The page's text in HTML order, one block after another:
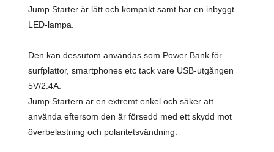
Jump Starter är lätt och kompakt samt har en inbyggt
LED-lampa.
Den kan dessutom användas som Power Bank för
surfplattor, smartphones etc tack vare USB-utgången
5V/2.4A.
Jump Startern är en extremt enkel och säker att
använda eftersom den är försedd med ett skydd mot
överbelastning och polaritetsvändning.